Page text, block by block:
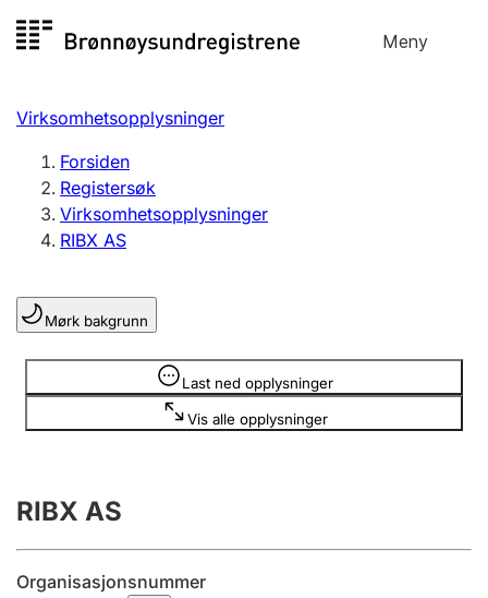
til
Meny
Registersøk
Aksjeselskap
Enkeltpersonforetak
Registrere, endre, slette
Lag og forening
Registrere, endre, slette
Årsregnskap
Innsending og forsinkelsesgebyr
Virksomhetsopplysninger
Forsiden
Registersøk
Virksomhetsopplysninger
RIBX AS
Mørk bakgrunn
Last ned opplysninger
Vis alle opplysninger
Opplysninger er skjult
RIBX AS
Organisasjonsnummer